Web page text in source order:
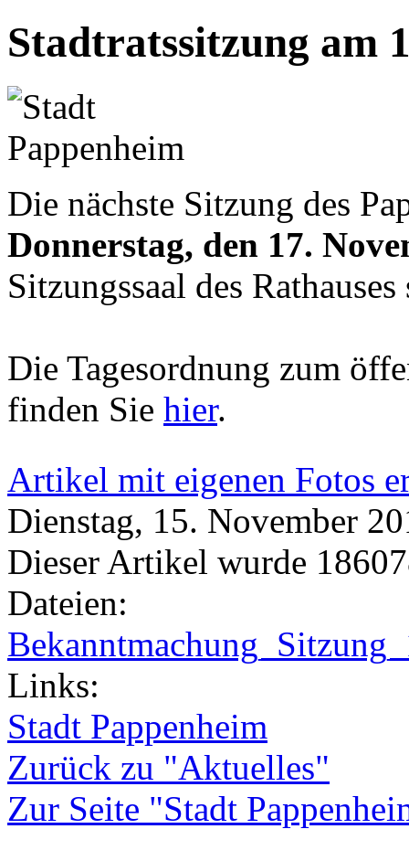
Stadtratssitzung am
Die nächste Sitzung des
Donnerstag, den 17.
Sitzungssaal des Rathauses
Die Tagesordnung zum
finden Sie hier.
Artikel mit eigenen Fotos
Dienstag, 15. November
Dieser Artikel wurde
Dateien:
Links:
Stadt Pappenheim
Zurück zu "Aktuelles"
Zur Seite "Stadt